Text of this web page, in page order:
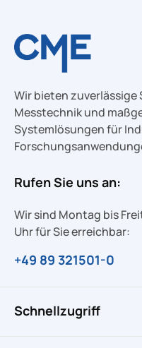
Wir bieten
Messtechnik und
Systemlösungen für
Rufen Sie uns an:
Wir sind Montag bis
Uhr für Sie erreichbar:
+49 89 321501-0
Schnellzugriff